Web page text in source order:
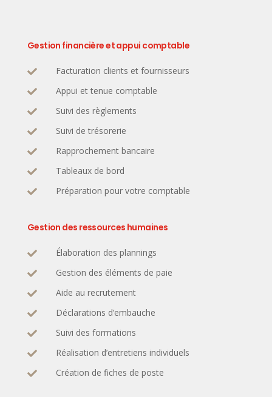
Gestion financière et appui comptable
 Facturation clients et fournisseurs
 Appui et tenue comptable
 Suivi des règlements
 Suivi de trésorerie
 Rapprochement bancaire
 Tableaux de bord
 Préparation pour votre comptable
Gestion des ressources humaines
 Élaboration des plannings
 Gestion des éléments de paie
 Aide au recrutement
 Déclarations d’embauche
 Suivi des formations
 Réalisation d’entretiens individuels
 Création de fiches de poste